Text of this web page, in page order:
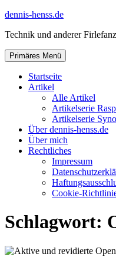
Zum
springen
dennis-henss.de
Technik und anderer
Primäres Menü
Startseite
Artikel
Alle Artikel
Artikelserie
Artikelserie
Über dennis-henss.de
Über mich
Rechtliches
Impressum
Cookie-
Schlagwort: